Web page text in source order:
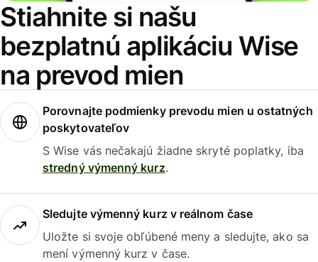
Stiahnite si našu
bezplatnú aplikáciu Wise
na prevod mien
Porovnajte podmienky prevodu mien u ostatných
poskytovateľov
S Wise vás nečakajú žiadne skryté poplatky, iba
stredný výmenný kurz.
Sledujte výmenný kurz v reálnom čase
Uložte si svoje obľúbené meny a sledujte, ako sa
mení výmenný kurz v čase.